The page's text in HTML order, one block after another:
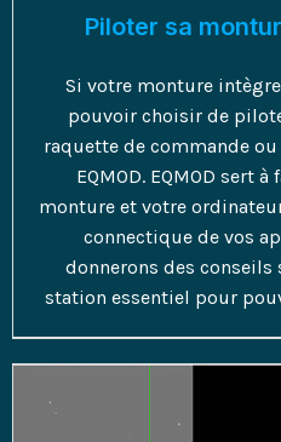
Piloter sa
Si votre monture
pouvoir choisir de
raquette de commande
EQMOD. EQMOD sert
monture et votre
connectique de vos
donnerons des conseils
station essentiel pour